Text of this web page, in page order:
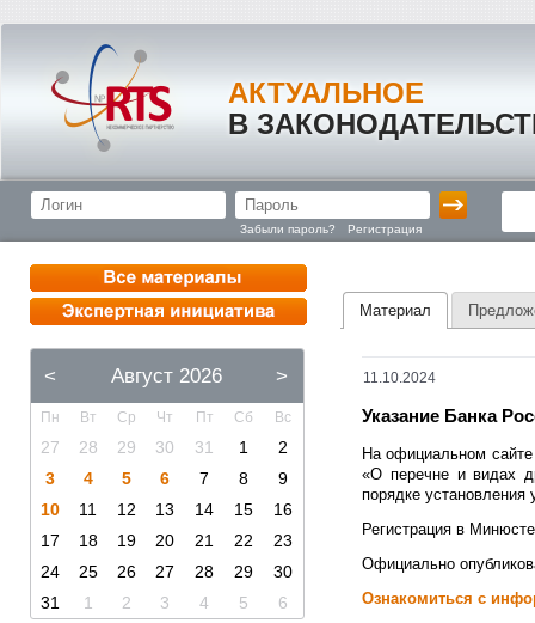
АКТУАЛЬНОЕ
В
Забыли пароль? Регистрация
< Август 2026 >
Пн Вт Ср Чт Пт Сб Вс
27 28 29 30 31 1
2
3
4 5 6 7 8
9
10
11 12 13 14 15
16
17
18 19 20 21 22
23
24
25 26 27 28 29
30
31
1 2 3 4 5 6
Материал
11.10.2024
Указание Банка
На официальном
«О перечне и видах
порядке
Регистрация в
Официально
Ознакомиться с